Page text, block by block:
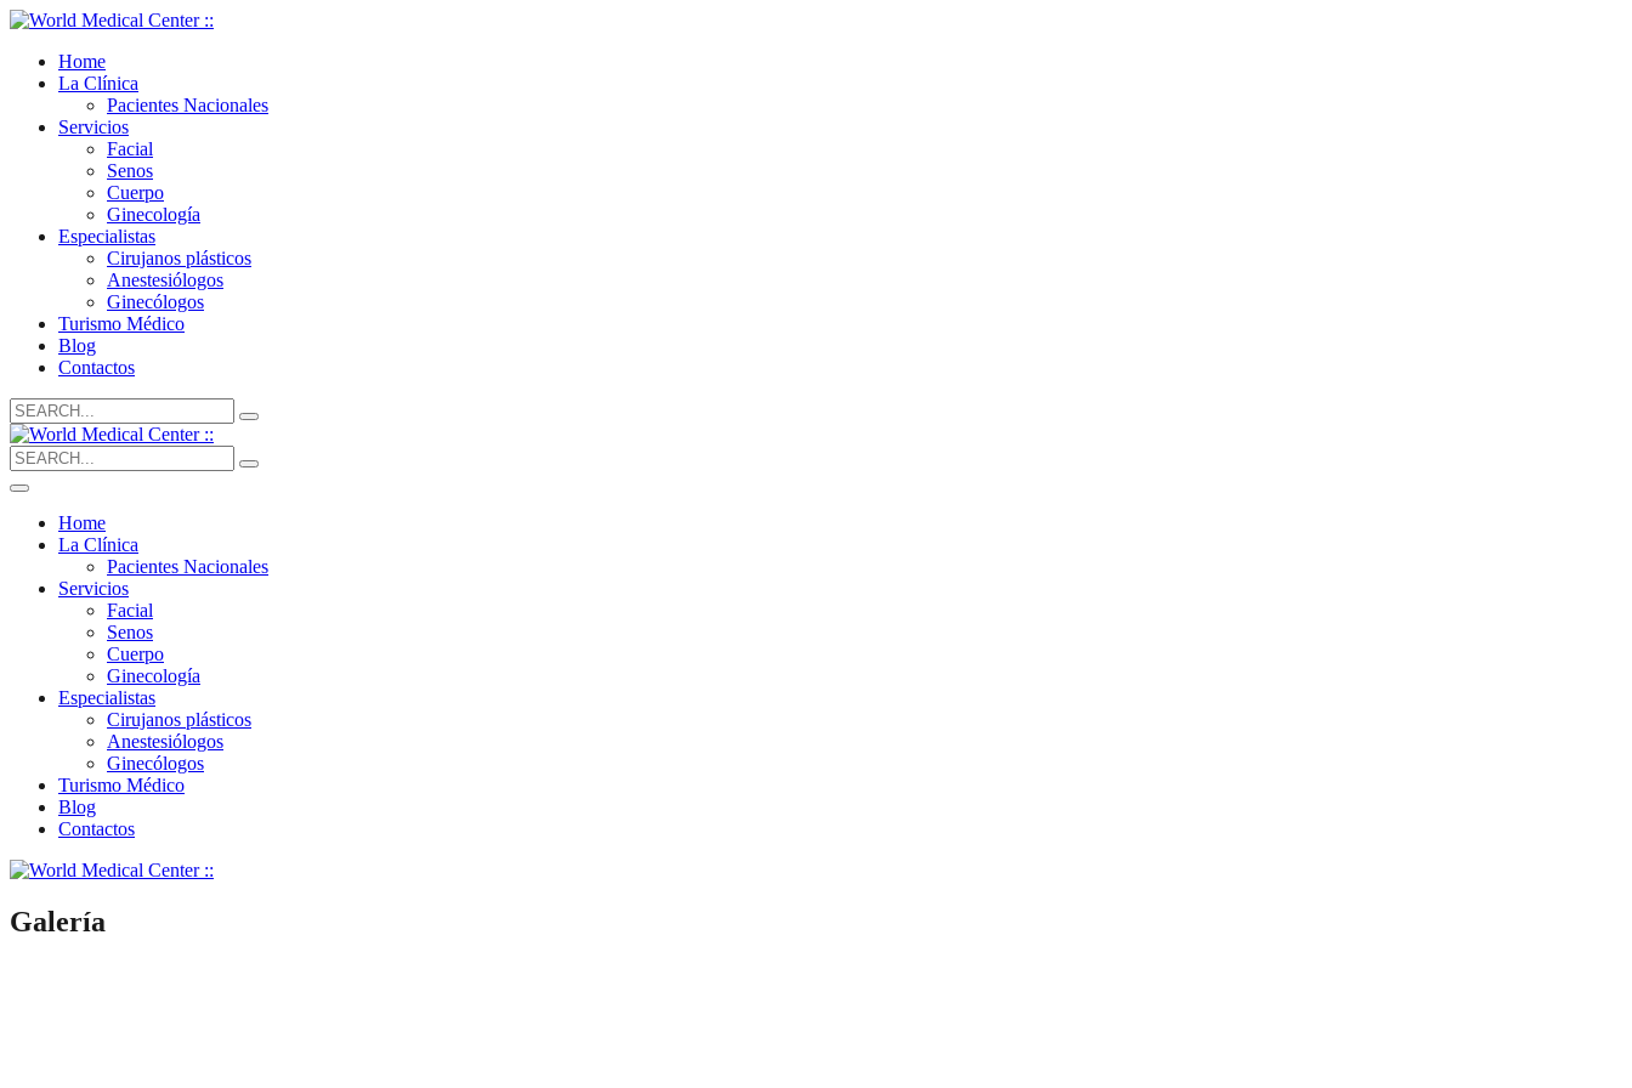
Home
La Clínica
Pacientes Nacionales
Servicios
Facial
Senos
Cuerpo
Ginecología
Especialistas
Cirujanos plásticos
Anestesiólogos
Ginecólogos
Turismo Médico
Blog
Contactos
Search
for:
Search
for:
Home
La Clínica
Pacientes Nacionales
Servicios
Facial
Senos
Cuerpo
Ginecología
Especialistas
Cirujanos plásticos
Anestesiólogos
Ginecólogos
Turismo Médico
Blog
Contactos
Galería